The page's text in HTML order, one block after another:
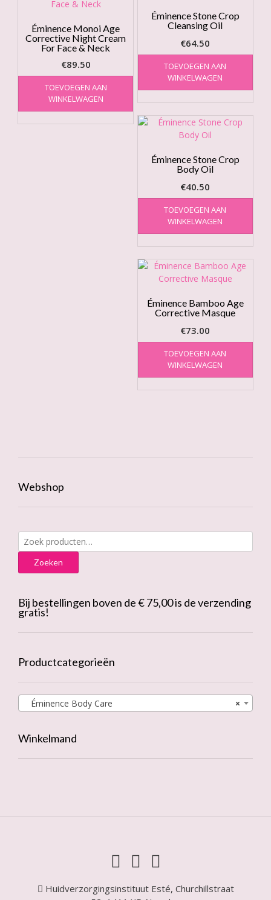
Éminence Monoi Age
Corrective Night Cream
For Face & Neck
€89.50
TOEVOEGEN AAN
WINKELWAGEN
Éminence Stone Crop
Cleansing Oil
€64.50
TOEVOEGEN AAN
WINKELWAGEN
Éminence Stone Crop
Body Oil
€40.50
TOEVOEGEN AAN
WINKELWAGEN
Éminence Bamboo Age
Corrective Masque
€73.00
TOEVOEGEN AAN
WINKELWAGEN
Webshop
Zoeken
naar:
Zoeken
Bij bestellingen boven de € 75,00 is de verzending
gratis!
Productcategorieën
×
Éminence Body Care
Winkelmand
Huidverzorgingsinstituut Esté, Churchillstraat